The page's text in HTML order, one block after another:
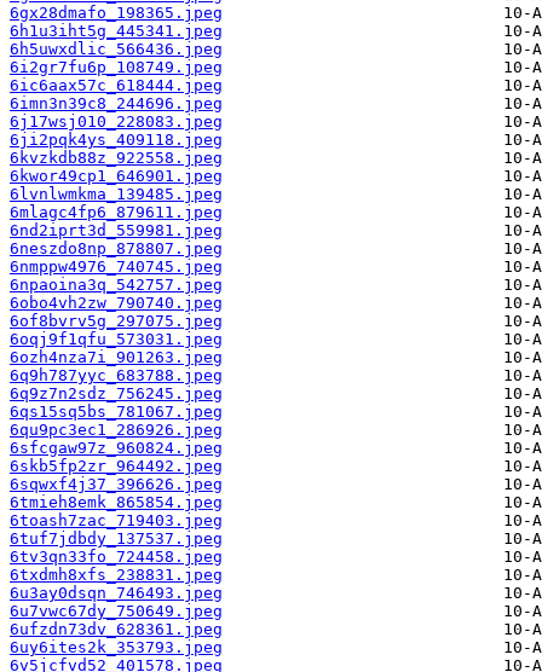
6gx28dmafo_198365.jpeg
6h1u3iht5g_445341.jpeg
6h5uwxdlic_566436.jpeg
6i2gr7fu6p_108749.jpeg
6ic6aax57c_618444.jpeg
6imn3n39c8_244696.jpeg
6j17wsj010_228083.jpeg
6ji2pqk4ys_409118.jpeg
6kvzkdb88z_922558.jpeg
6kwor49cp1_646901.jpeg
6lvnlwmkma_139485.jpeg
6mlagc4fp6_879611.jpeg
6nd2iprt3d_559981.jpeg
6neszdo8np_878807.jpeg
6nmppw4976_740745.jpeg
6npaoina3q_542757.jpeg
6obo4vh2zw_790740.jpeg
6of8bvrv5g_297075.jpeg
6oqj9f1qfu_573031.jpeg
6ozh4nza7i_901263.jpeg
6q9h787yyc_683788.jpeg
6q9z7n2sdz_756245.jpeg
6qs15sq5bs_781067.jpeg
6qu9pc3ec1_286926.jpeg
6sfcgaw97z_960824.jpeg
6skb5fp2zr_964492.jpeg
6sqwxf4j37_396626.jpeg
6tmieh8emk_865854.jpeg
6toash7zac_719403.jpeg
6tuf7jdbdy_137537.jpeg
6tv3qn33fo_724458.jpeg
6txdmh8xfs_238831.jpeg
6u3ay0dsqn_746493.jpeg
6u7vwc67dy_750649.jpeg
6ufzdn73dv_628361.jpeg
6uy6ites2k_353793.jpeg
6v5jcfvd52_401578.jpeg